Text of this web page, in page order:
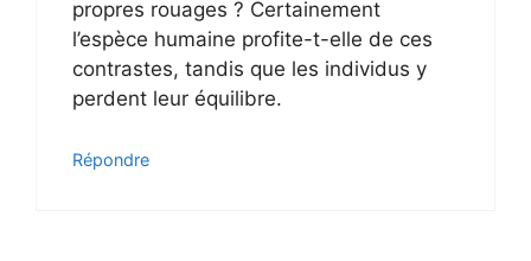
propres rouages ? Certainement
l’espèce humaine profite-t-elle de ces
contrastes, tandis que les individus y
perdent leur équilibre.
Répondre